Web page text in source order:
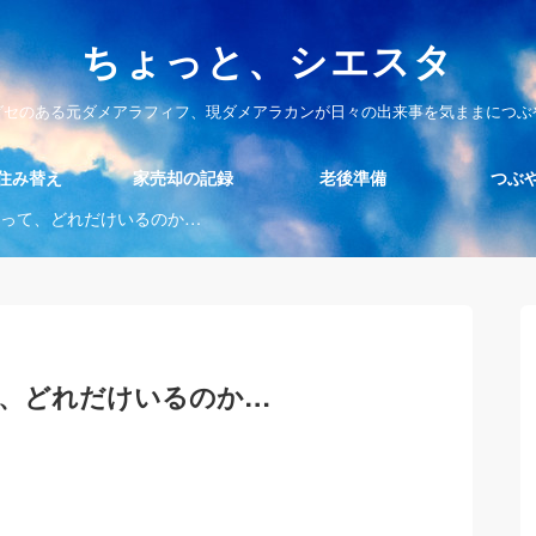
ちょっと、シエスタ
のある元ダメアラフィフ、現ダメアラカンが日々の出来事を気ままにつ
み替え 家売却の記録 老後準備 つぶ
て、どれだけいるのか…
どれだけいるのか…